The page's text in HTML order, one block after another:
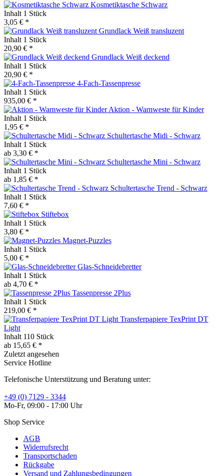
Kosmetiktasche Schwarz
Inhalt 1 Stück
3,05 € *
Grundlack Weiß transluzent
Inhalt 1 Stück
20,90 € *
Grundlack Weiß deckend
Inhalt 1 Stück
20,90 € *
4-Fach-Tassenpresse
Inhalt 1 Stück
935,00 € *
Aktion - Warnweste für Kinder
Inhalt 1 Stück
1,95 € *
Schultertasche Midi - Schwarz
Inhalt 1 Stück
ab 3,30 € *
Schultertasche Mini - Schwarz
Inhalt 1 Stück
ab 1,85 € *
Schultertasche Trend - Schwarz
Inhalt 1 Stück
7,60 € *
Stiftebox
Inhalt 1 Stück
3,80 € *
Magnet-Puzzles
Inhalt 1 Stück
5,00 € *
Glas-Schneidebretter
Inhalt 1 Stück
ab 4,70 € *
Tassenpresse 2Plus
Inhalt 1 Stück
219,00 € *
Transferpapiere TexPrint DT
Light
Inhalt 110 Stück
ab 15,65 € *
Zuletzt angesehen
Service Hotline
Telefonische Unterstützung und Beratung unter:
+49 (0) 7129 - 3344
Mo-Fr, 09:00 - 17:00 Uhr
Shop Service
AGB
Widerrufsrecht
Transportschaden
Rückgabe
Versand und Zahlungsbedingungen